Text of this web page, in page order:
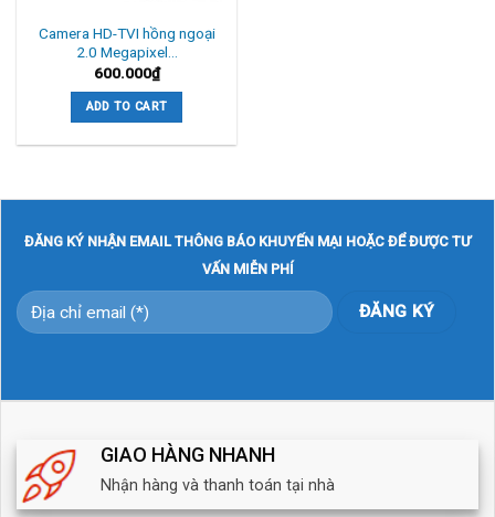
Camera HD-TVI hồng ngoại
2.0 Megapixel…
600.000₫
ADD TO CART
ĐĂNG KÝ NHẬN EMAIL THÔNG BÁO KHUYẾN MẠI HOẶC ĐỂ ĐƯỢC TƯ
VẤN MIỄN PHÍ
GIAO HÀNG NHANH
Nhận hàng và thanh toán tại nhà